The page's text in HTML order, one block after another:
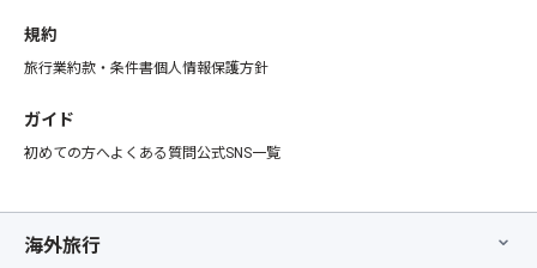
規約
旅行業約款・条件書個人情報保護方針
ガイド
初めての方へよくある質問公式SNS一覧
海外旅行